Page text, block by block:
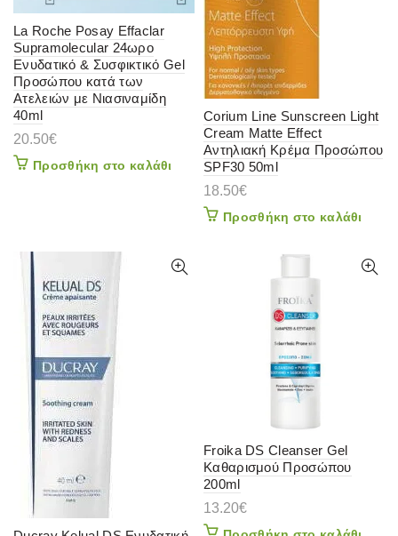
La Roche Posay Effaclar
Supramolecular 24ωρο
Ενυδατικό & Συσφικτικό Gel
Προσώπου κατά των
Ατελειών με Νιασιναμίδη
40ml
20.50€
Προσθήκη στο καλάθι
Corium Line Sunscreen Light
Cream Matte Effect
Αντηλιακή Κρέμα Προσώπου
SPF30 50ml
18.50€
Προσθήκη στο καλάθι
Froika DS Cleanser Gel
Καθαρισμού Προσώπου
200ml
13.20€